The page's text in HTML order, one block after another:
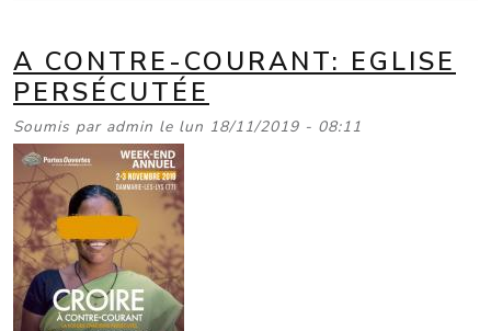
A CONTRE-COURANT: EGLISE
PERSÉCUTÉE
Soumis par admin le lun 18/11/2019 - 08:11